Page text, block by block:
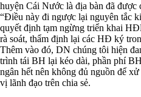
huyện Cái Nước là địa bàn đã được
“Điều này đi ngược lại nguyên tắc
quyết định tạm ngừng triển khai
rà soát, thẩm định lại các HĐ ký
Thêm vào đó, DN chúng tôi hiện
trình tái BH lại kéo dài, phần phí
ngân hết nên không đủ nguồn để
vị lãnh đạo trên chia sẻ.